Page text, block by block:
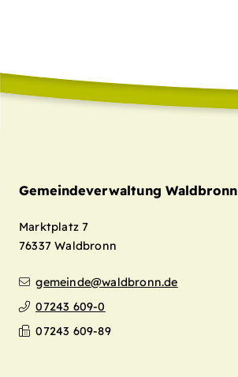
Gemeindeverwaltung Waldbronn
Marktplatz 7
76337 Waldbronn
gemeinde@waldbronn.de
07243 609-0
07243 609-89